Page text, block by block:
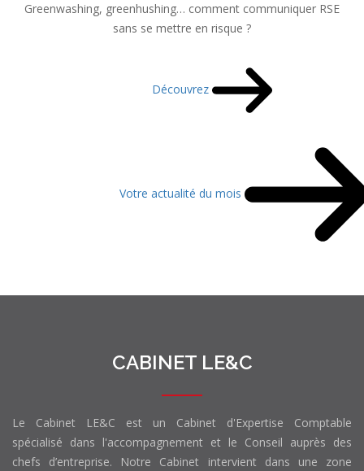
Greenwashing, greenhushing… comment communiquer RSE
sans se mettre en risque ?
Découvrez
Votre actualité du mois
CABINET LE&C
Le Cabinet LE&C est un Cabinet d'Expertise Comptable
spécialisé dans l'accompagnement et le Conseil auprès des
chefs d’entreprise. Notre Cabinet intervient dans une zone